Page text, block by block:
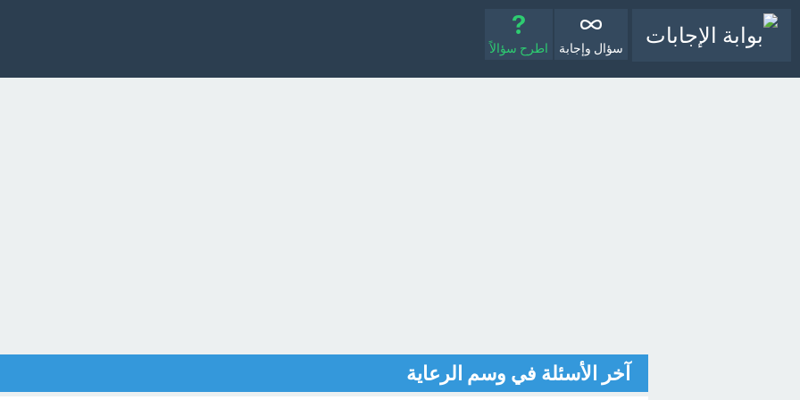
سؤال وإجابة اطرح سؤالاً
آخر الأسئلة في وسم الرعاية